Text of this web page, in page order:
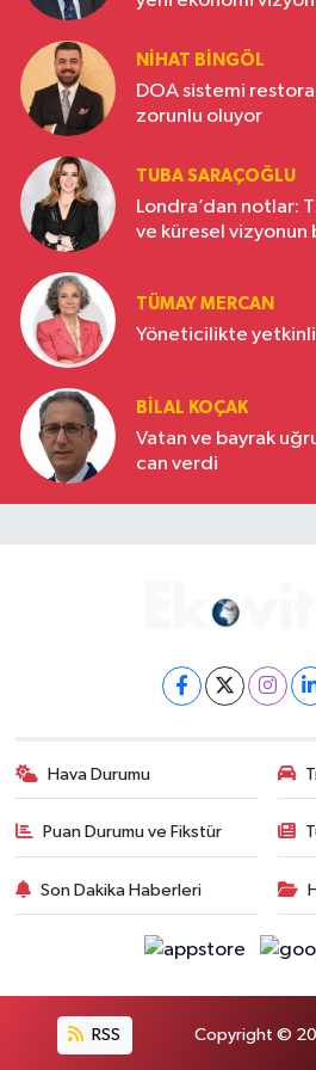
NIHAT BINGÖL
DOA sistemi
zorunlu oluyor
TUBA SARAÇOĞLU
Londra’dan notlar:
ve küresel vizyonun
TÜMAY MERCAN
Yöneticilikte
BILAL KOÇAK
Vatan ve bayrak
can verdi
Hava Durumu
Puan Durumu ve Fikstür
Son Dakika Haberleri
RSS Copyright ©